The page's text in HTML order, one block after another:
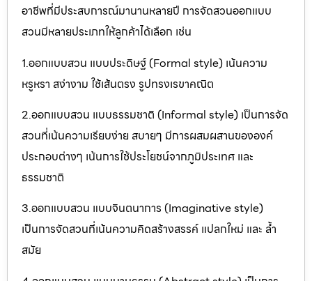
อาชีพที่มีประสบการณ์มานานหลายปี การจัดสวนออกแบบ
สวนมีหลายประเภทให้ลูกค้าได้เลือก เช่น
1.ออกแบบสวน แบบประดิษฐ์ (Formal style) เน้นความ
หรูหรา สง่างาม ใช้เส้นตรง รูปทรงเรขาคณิต
2.ออกแบบสวน แบบธรรมชาติ (Informal style) เป็นการจัด
สวนที่เน้นความเรียบง่าย สบายๆ มีการผสมผสานขององค์
ประกอบต่างๆ เน้นการใช้ประโยชน์จากภูมิประเทศ และ
ธรรมชาติ
3.ออกแบบสวน แบบจินตนาการ (Imaginative style)
เป็นการจัดสวนที่เน้นความคิดสร้างสรรค์ แปลกใหม่ และ ล้ำ
สมัย